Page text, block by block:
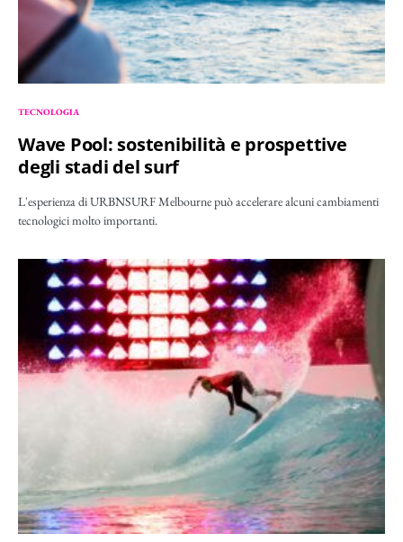
TECNOLOGIA
Wave Pool: sostenibilità e prospettive
degli stadi del surf
L'esperienza di URBNSURF Melbourne può accelerare alcuni cambiamenti
tecnologici molto importanti.